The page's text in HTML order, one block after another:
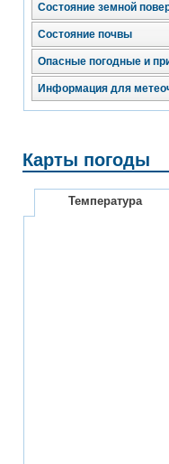
Состояние земной
Состояние почвы
Опасные погодные и
Информация для
Карты погоды
Температура